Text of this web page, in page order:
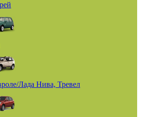
Лада Нива, Тревел